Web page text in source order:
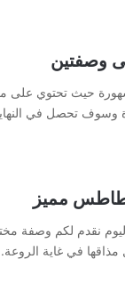
وصفتين
حيث تحتوي على
وسوف تحصل في
مميز
نقدم لكم وصفة
مذاقها في غاية الروعة.